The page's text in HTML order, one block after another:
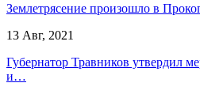
Землетрясение произошло в
13 Авг, 2021
Губернатор Травников утвердил
и…